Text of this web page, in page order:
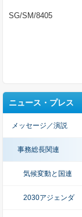
SG/SM/8405
ニュース・プレス
メッセージ／演説
事務総長関連
気候変動と国連
2030アジェンダ